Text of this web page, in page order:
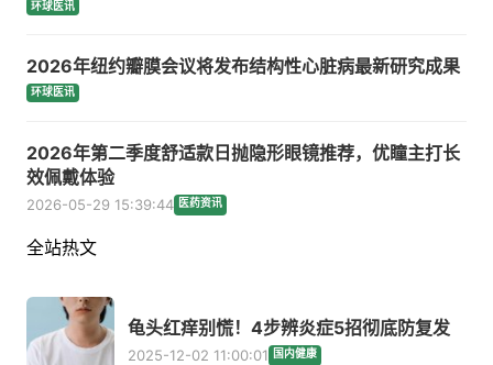
环球医讯
2026年纽约瓣膜会议将发布结构性心脏病最新研究成果
环球医讯
2026年第二季度舒适款日抛隐形眼镜推荐，优瞳主打长
效佩戴体验
2026-05-29 15:39:44 医药资讯
全站热文
龟头红痒别慌！4步辨炎症5招彻底防复发
2025-12-02 11:00:01 国内健康